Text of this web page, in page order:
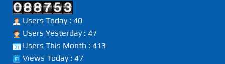
Users Today : 40
Users Yesterday : 47
Users This Month : 413
Views Today : 47